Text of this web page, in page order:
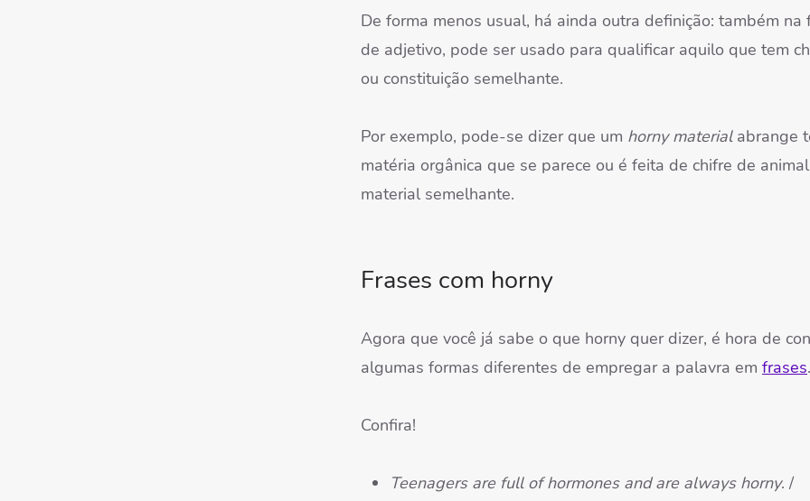
De forma menos usual, há ainda outra definição: também na
de adjetivo, pode ser usado para qualificar aquilo que tem
ou constituição semelhante.
Por exemplo, pode-se dizer que um horny materialabrange
matéria orgânica que se parece ou é feita de chifre de
material semelhante.
Frases com horny
Agora que você já sabe o que horny quer dizer, é hora de
algumas formas diferentes de empregar a palavra em frases.
Confira!
Teenagers are full of hormones and are always horny. /